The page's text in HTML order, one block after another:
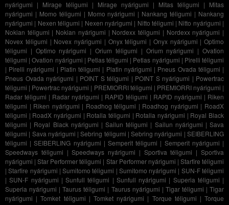
nyárigumi | Mirage téligumi | Mirage nyárigumi | Mitas téligumi | Mitas
nyárigumi | Momo téligumi | Momo nyárigumi | Nankang téligumi | Nankang
nyárigumi | Nexen téligumi | Nexen nyárigumi | Nitto téligumi | Nitto nyárigumi |
Nokian téligumi | Nokian nyárigumi | Nordexx téligumi | Nordexx nyárigumi |
Novex téligumi | Novex nyárigumi | Onyx téligumi | Onyx nyárigumi | Optimo
téligumi | Optimo nyárigumi |Orium téligumi | Orium nyárigumi |Ovation
téligumi |Ovation nyárigumi | Petlas téligumi | Petlas nyárigumi | Pirelli téligumi
| Pirelli nyárigumi | Platin téligumi | Platin nyárigumi | Pneus Ovada téligumi |
Pneus Ovada nyárigumi | POINT S téligumi | POINT S nyárigumi | Powertrac
téligumi | Powertrac nyárigumi | PREMIORRI téligumi | PREMIORRI nyárigumi |
Radar téligumi | Radar nyárigumi | RAPID téligumi | RAPID nyárigumi | Riken
téligumi | Riken nyárigumi | Roadhog téligumi | Roadhog nyárigumi | RoadX
téligumi | RoadX nyárigumi | Rotalla téligumi | Rotalla nyárigumi | Royal Black
téligumi | Royal Black nyárigumi |Sailun téligumi | Sailun nyárigumi |Sava
téligumi | Sava nyárigumi |Sebring téligumi |Sebring nyárigumi |SEIBERLING
téligumi |SEIBERLING nyárigumi |Semperit téligumi | Semperit nyárigumi |
Speedways téligumi |Speedways nyárigumi | Sportiva téligumi |Sportiva
nyárigumi |Star Performer téligumi | Star Performer nyárigumi | Starfire téligumi
|Starfire nyárigumi |Sumitomo téligumi | Sumitomo nyárigumi | SUN-F téligumi
|SUN-F nyárigumi | Sunfull téligumi | Sunfull nyárigumi | Superia téligumi |
Superia nyárigumi |Taurus téligumi | Taurus nyárigumi | Tigar téligumi |Tigar
nyárigumi |Tomket téligumi | Tomket nyárigumi | Torque téligumi |Torque